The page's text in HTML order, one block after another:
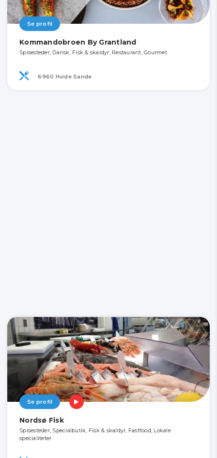
Se profil
Kommandobroen By Grantland
Spisesteder, Dansk, Fisk & skaldyr, Restaurant, Gourmet
6960 Hvide Sande
Se profil
Nordsø Fisk
Spisesteder, Specialbutik, Fisk & skaldyr, Fastfood, Lokale
specialiteter